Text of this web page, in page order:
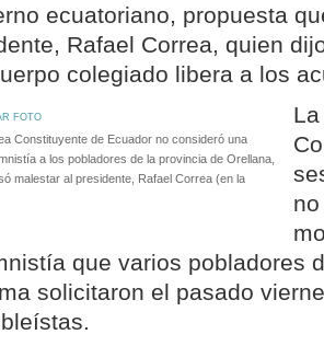
ecuatoriano, propuesta
Rafael Correa, quien
colegiado libera a los
FOTO
Constituyente de Ecuador no consideró una
a los pobladores de la provincia de Orellana,
malestar al presidente, Rafael Correa (en la
que varios pobladores
solicitaron el pasado